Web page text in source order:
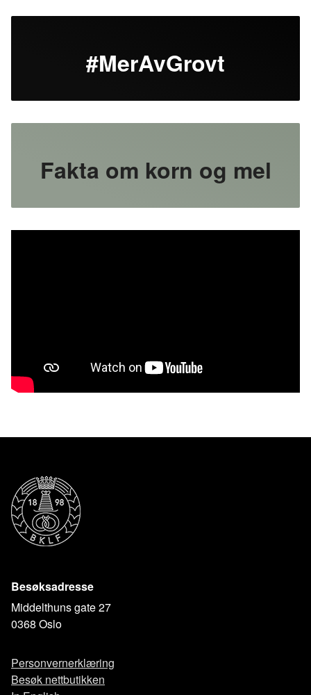
#MerAvGrovt
Fakta om korn og mel
Besøksadresse
Middelthuns gate 27
0368 Oslo
Personvernerklæring
Besøk nettbutikken